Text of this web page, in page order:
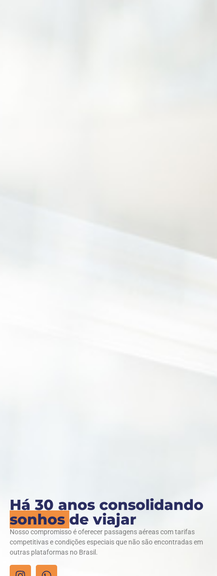
Há 30 anos consolidando
sonhos de viajar
Nosso compromisso é oferecer passagens aéreas com tarifas
competitivas e condições especiais que não são encontradas em
outras plataformas no Brasil.